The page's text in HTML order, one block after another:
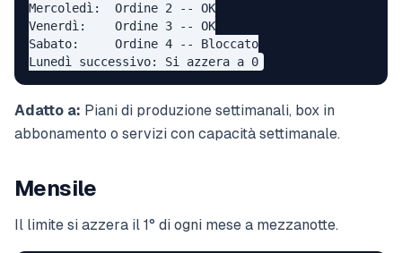
Mercoledì:  Ordine 2 -- OK
Venerdì:    Ordine 3 -- OK
Sabato:     Ordine 4 -- Bloccato
Adatto a: Piani di produzione settimanali, box in
abbonamento o servizi con capacità settimanale.
Mensile
Il limite si azzera il 1° di ogni mese a mezzanotte.